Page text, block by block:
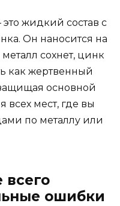
жидкий состав с
Он наносится на
сохнет, цинк
как жертвенный
основной
всех мест, где вы
по металлу или
ошибки